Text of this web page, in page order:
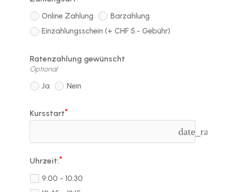
Online Zahlung
Barzahlung
Einzahlungsschein (+ CHF 5.- Gebühr)
Ratenzahlung gewünscht
Optional
Ja
Nein
Kursstart
date_range
Uhrzeit:
9:00 - 10:30